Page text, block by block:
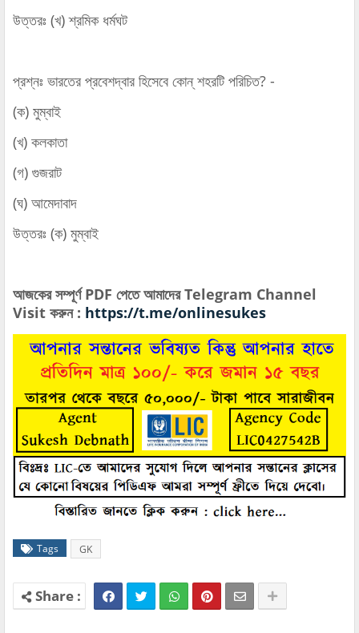
উত্তরঃ (খ) শ্রমিক ধর্মঘট
প্রশ্নঃ ভারতের প্রবেশদ্বার হিসেবে কোন্‌ শহরটি পরিচিত? -
(ক) মুম্বাই
(খ) কলকাতা
(গ) গুজরাট
(ঘ) আমেদাবাদ
উত্তরঃ (ক) মুম্বাই
আজকের সম্পূর্ণ PDF পেতে আমাদের Telegram Channel
Visit করুন : https://t.me/onlinesukes
Tags GK